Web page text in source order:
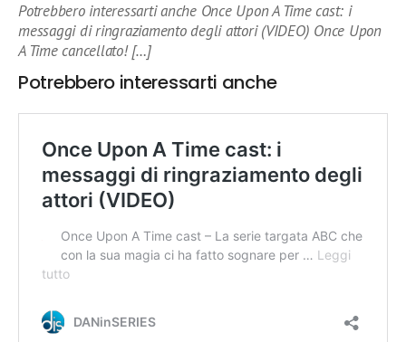
Potrebbero interessarti anche Once Upon A Time cast: i
messaggi di ringraziamento degli attori (VIDEO) Once Upon
A Time cancellato! […]
Potrebbero interessarti anche